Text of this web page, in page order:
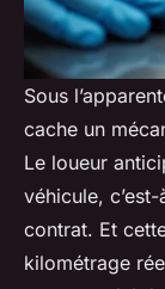
Sous
cache un
Le loueur
véhicule,
contrat. Et
kilométrage